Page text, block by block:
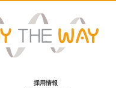
採用情報